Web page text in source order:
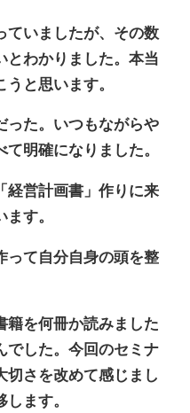
いましたが、その数
とわかりました。本当
と思います。
た。いつもながらや
明確になりました。
営計画書」作りに来
す。
て自分自身の頭を整
を何冊か読みました
でした。今回のセミナ
切さを改めて感じまし
ます。